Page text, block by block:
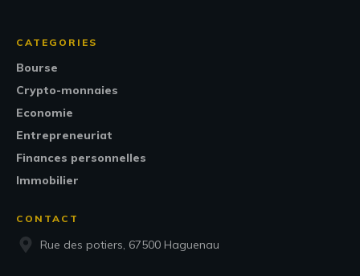
CATEGORIES
Bourse
Crypto-monnaies
Economie
Entrepreneuriat
Finances personnelles
Immobilier
CONTACT
Rue des potiers, 67500 Haguenau